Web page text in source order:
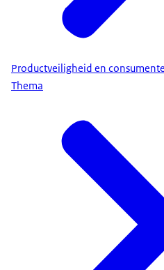
Productveiligheid en
Thema